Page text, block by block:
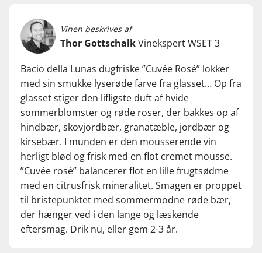
Vinen beskrives af
Thor GottschalkVinekspert WSET 3
Bacio della Lunas dugfriske ”Cuvée Rosé” lokker
med sin smukke lyserøde farve fra glasset… Op fra
glasset stiger den lifligste duft af hvide
sommerblomster og røde roser, der bakkes op af
hindbær, skovjordbær, granatæble, jordbær og
kirsebær. I munden er den mousserende vin
herligt blød og frisk med en flot cremet mousse.
”Cuvée rosé” balancerer flot en lille frugtsødme
med en citrusfrisk mineralitet. Smagen er proppet
til bristepunktet med sommermodne røde bær,
der hænger ved i den lange og læskende
eftersmag. Drik nu, eller gem 2-3 år.